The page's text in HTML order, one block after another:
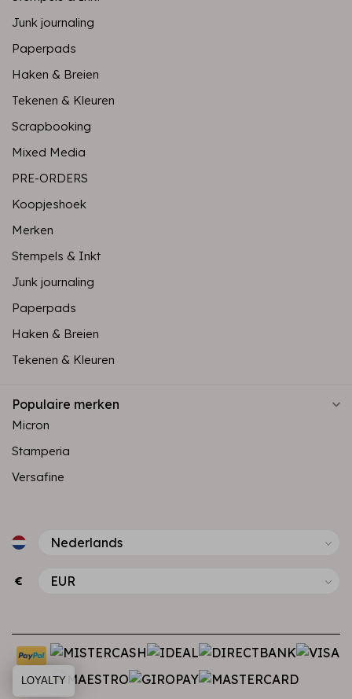
Junk journaling
Paperpads
Haken & Breien
Tekenen & Kleuren
Scrapbooking
Mixed Media
PRE-ORDERS
Koopjeshoek
Merken
Stempels & Inkt
Junk journaling
Paperpads
Haken & Breien
Tekenen & Kleuren
Populaire merken
Micron
Stamperia
Versafine
€
LOYALTY